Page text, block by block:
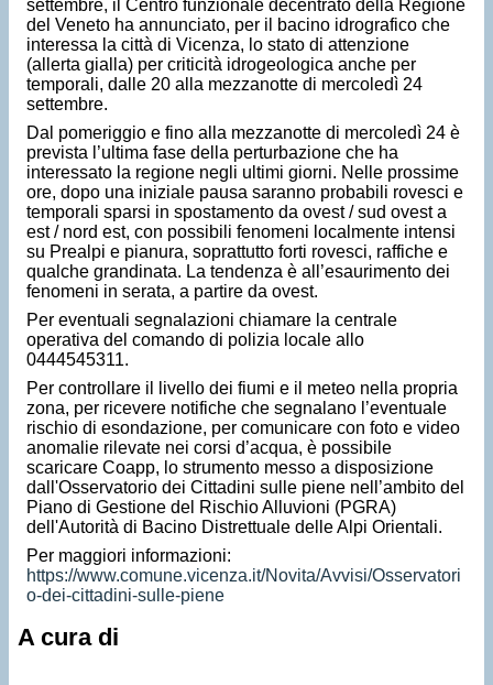
settembre, il Centro funzionale decentrato della Regione
del Veneto ha annunciato, per il bacino idrografico che
interessa la città di Vicenza, lo stato di attenzione
(allerta gialla) per criticità idrogeologica anche per
temporali, dalle 20 alla mezzanotte di mercoledì 24
settembre.
Dal pomeriggio e fino alla mezzanotte di mercoledì 24 è
prevista l’ultima fase della perturbazione che ha
interessato la regione negli ultimi giorni. Nelle prossime
ore, dopo una iniziale pausa saranno probabili rovesci e
temporali sparsi in spostamento da ovest / sud ovest a
est / nord est, con possibili fenomeni localmente intensi
su Prealpi e pianura, soprattutto forti rovesci, raffiche e
qualche grandinata. La tendenza è all’esaurimento dei
fenomeni in serata, a partire da ovest.
Per eventuali segnalazioni chiamare la centrale
operativa del comando di polizia locale allo
0444545311.
Per controllare il livello dei fiumi e il meteo nella propria
zona, per ricevere notifiche che segnalano l’eventuale
rischio di esondazione, per comunicare con foto e video
anomalie rilevate nei corsi d’acqua, è possibile
scaricare Coapp, lo strumento messo a disposizione
dall'Osservatorio dei Cittadini sulle piene nell’ambito del
Piano di Gestione del Rischio Alluvioni (PGRA)
dell'Autorità di Bacino Distrettuale delle Alpi Orientali.
Per maggiori informazioni:
https://www.comune.vicenza.it/Novita/Avvisi/Osservatori
o-dei-cittadini-sulle-piene
A cura di